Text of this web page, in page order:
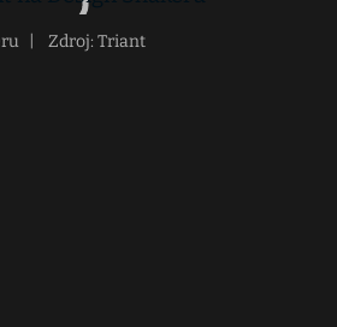
Zdroj: Triant